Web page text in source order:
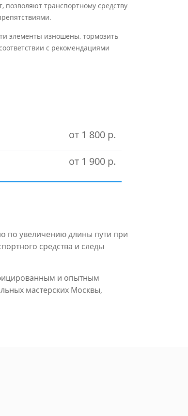
транспортному средству
элементы изношены, тормозить
с рекомендациями
от 1 800 р.
от 1 900 р.
по увеличению длины пути при
средства и следы
и опытным
мастерских Москвы,